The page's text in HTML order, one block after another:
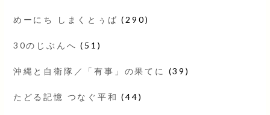
めーにち しまくとぅば (290)
30のじぶんへ (51)
沖縄と自衛隊／「有事」の果てに (39)
たどる記憶 つなぐ平和 (44)